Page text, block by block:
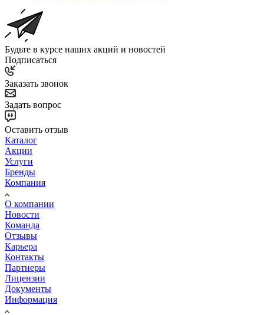
Будьте в курсе наших акций и новостей
Подписаться
Заказать звонок
Задать вопрос
Оставить отзыв
Каталог
Акции
Услуги
Бренды
Компания
О компании
Новости
Команда
Отзывы
Карьера
Контакты
Партнеры
Лицензии
Документы
Информация